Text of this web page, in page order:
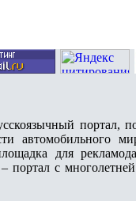
портал,
автомобильного
для
с